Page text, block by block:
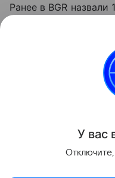
Ранее в BGR
режима
У вас